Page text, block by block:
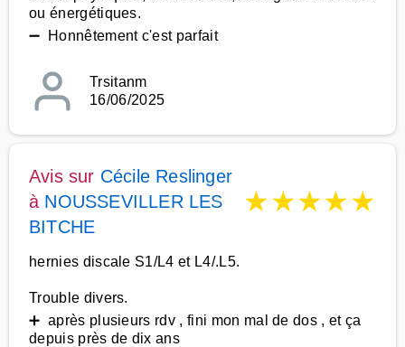
ou énergétiques.
➖ Honnêtement c'est parfait
Trsitanm
16/06/2025
Avis sur Cécile Reslinger
à NOUSSEVILLER LES
BITCHE
★★★★★
hernies discale S1/L4 et L4/.L5.
Trouble divers.
➕ après plusieurs rdv , fini mon mal de dos , et ça
depuis près de dix ans